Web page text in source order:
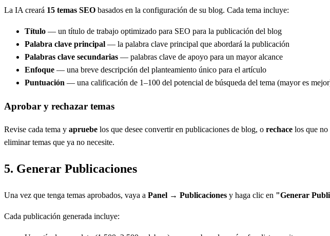
La IA creará 15 temas SEO basados en la configuración de su blog. Cada tema incluye:
Título — un título de trabajo optimizado para SEO para la publicación del blog
Palabra clave principal — la palabra clave principal que abordará la publicación
Palabras clave secundarias — palabras clave de apoyo para un mayor alcance
Enfoque — una breve descripción del planteamiento único para el artículo
Puntuación — una calificación de 1–100 del potencial de búsqueda del tema (mayor es
Aprobar y rechazar temas
Revise cada tema y apruebe los que desee convertir en publicaciones de blog, o rechace los que no
eliminar temas que ya no necesite.
5. Generar Publicaciones
Una vez que tenga temas aprobados, vaya a Panel → Publicaciones y haga clic en "Generar
Cada publicación generada incluye: